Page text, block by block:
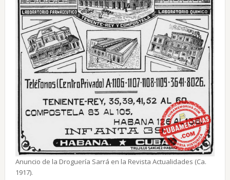
Anuncio de la Droguería Sarrá en la Revista Actualidades (Ca.
1917).